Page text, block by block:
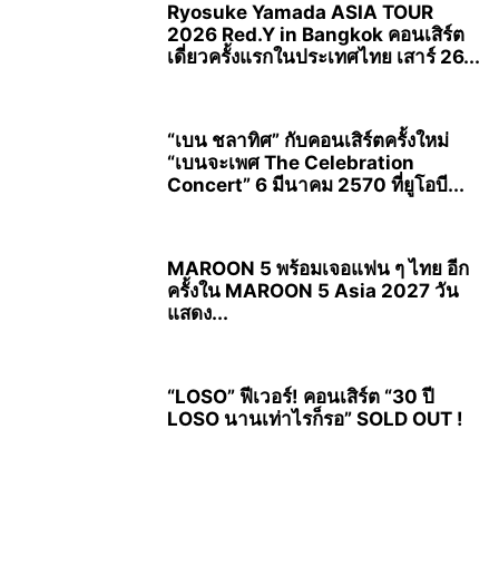
Ryosuke Yamada ASIA TOUR
2026 Red.Y in Bangkok คอนเสิร์ต
เดี่ยวครั้งแรกในประเทศไทย เสาร์ 26...
“เบน ชลาทิศ” กับคอนเสิร์ตครั้งใหม่
“เบนจะเพศ The Celebration
Concert” 6 มีนาคม 2570 ที่ยูโอบี...
MAROON 5 พร้อมเจอแฟน ๆ ไทย อีก
ครั้งใน MAROON 5 Asia 2027 วัน
แสดง...
“LOSO” ฟีเวอร์! คอนเสิร์ต “30 ปี
LOSO นานเท่าไรก็รอ” SOLD OUT !